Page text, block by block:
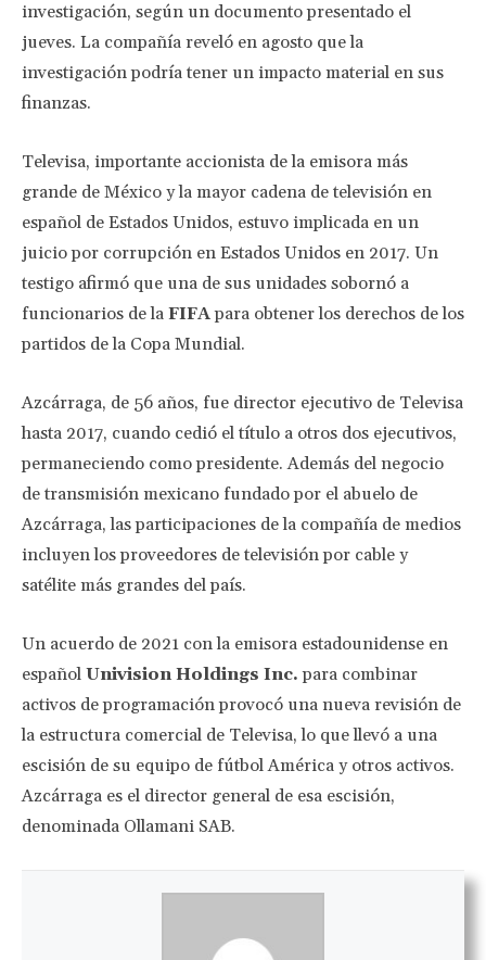
investigación, según un documento presentado el
jueves. La compañía reveló en agosto que la
investigación podría tener un impacto material en sus
finanzas.
Televisa, importante accionista de la emisora más
grande de México y la mayor cadena de televisión en
español de Estados Unidos, estuvo implicada en un
juicio por corrupción en Estados Unidos en 2017. Un
testigo afirmó que una de sus unidades sobornó a
funcionarios de la FIFApara obtener los derechos de los
partidos de la Copa Mundial.
Azcárraga, de 56 años, fue director ejecutivo de Televisa
hasta 2017, cuando cedió el título a otros dos ejecutivos,
permaneciendo como presidente. Además del negocio
de transmisión mexicano fundado por el abuelo de
Azcárraga, las participaciones de la compañía de medios
incluyen los proveedores de televisión por cable y
satélite más grandes del país.
Un acuerdo de 2021 con la emisora estadounidense en
español Univision Holdings Inc.para combinar
activos de programación provocó una nueva revisión de
la estructura comercial de Televisa, lo que llevó a una
escisión de su equipo de fútbol América y otros activos.
Azcárraga es el director general de esa escisión,
denominada Ollamani SAB.